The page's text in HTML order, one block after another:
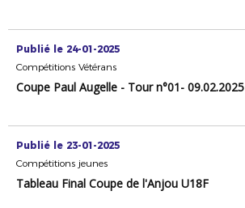
Publié le 24-01-2025
Compétitions Vétérans
Coupe Paul Augelle - Tour n°01- 09.02.2025
Publié le 23-01-2025
Compétitions jeunes
Tableau Final Coupe de l'Anjou U18F